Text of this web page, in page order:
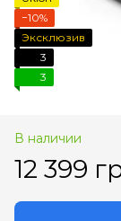
−10%
Эксклюзив
3
3
В наличии
12 399